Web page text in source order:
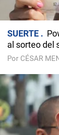
SUERTE
al sorteo del
Por CÉSAR